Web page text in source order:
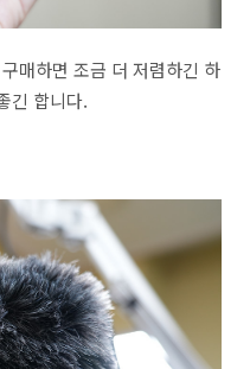
매하면 조금 더 저렴하긴 하
긴 합니다.